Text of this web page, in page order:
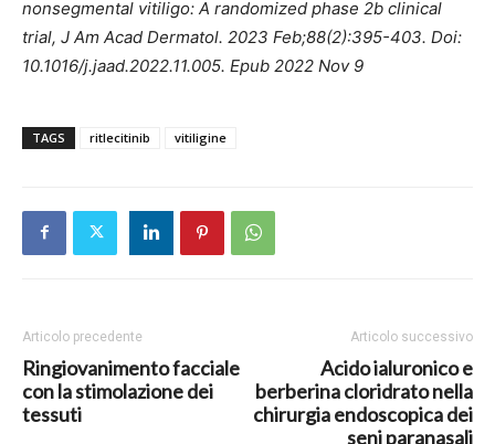
nonsegmental vitiligo: A randomized phase 2b clinical
trial, J Am Acad Dermatol. 2023 Feb;88(2):395-403. Doi:
10.1016/j.jaad.2022.11.005. Epub 2022 Nov 9
TAGS ritlecitinib vitiligine
Articolo precedente
Ringiovanimento facciale
con la stimolazione dei
tessuti
Articolo successivo
Acido ialuronico e
berberina cloridrato nella
chirurgia endoscopica dei
seni paranasali